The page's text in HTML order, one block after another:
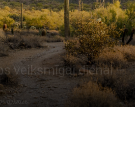
veiksmīgai dienai –
07/2026